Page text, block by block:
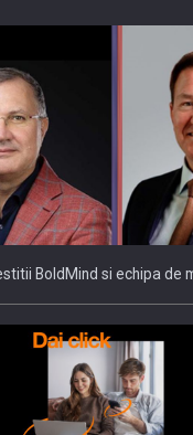
BUILT TO DELIVER
BoldMind si echipa de